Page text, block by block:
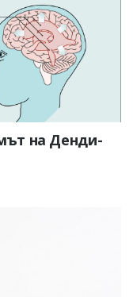
на Денди-